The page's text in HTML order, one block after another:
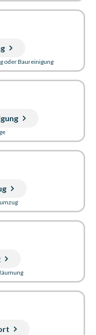
oder Baureinigung